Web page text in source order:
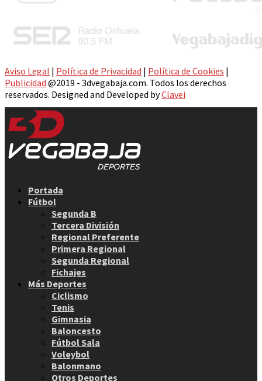
Aviso Legal | Política de Privacidad | Política de Cookies |
Publicidad @2019 - 3dvegabaja.com. Todos los derechos
reservados. Designed and Developed byClavei
Portada
Fútbol
Segunda B
Tercera División
Regional Preferente
Primera Regional
Segunda Regional
Fichajes
Más Deportes
Ciclismo
Tenis
Gimnasia
Baloncesto
Fútbol Sala
Voleybol
Balonmano
Otros Deportes